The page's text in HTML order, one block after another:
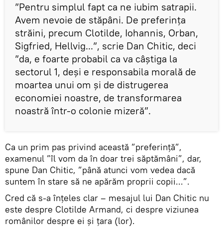
”Pentru simplul fapt ca ne iubim satrapii.
Avem nevoie de stăpâni. De preferința
străini, precum Clotilde, Iohannis, Orban,
Sigfried, Hellvig...”, scrie Dan Chitic, deci
”da, e foarte probabil ca va câștiga la
sectorul 1, deși e responsabila morală de
moartea unui om și de distrugerea
economiei noastre, de transformarea
noastră într-o colonie mizeră”.
Ca un prim pas privind această ”preferință”,
examenul ”îl vom da în doar trei săptămâni”, dar,
spune Dan Chitic, ”până atunci vom vedea dacă
suntem în stare să ne apărăm proprii copii...”.
Cred că s-a înțeles clar – mesajul lui Dan Chitic nu
este despre Clotilde Armand, ci despre viziunea
românilor despre ei și țara (lor).